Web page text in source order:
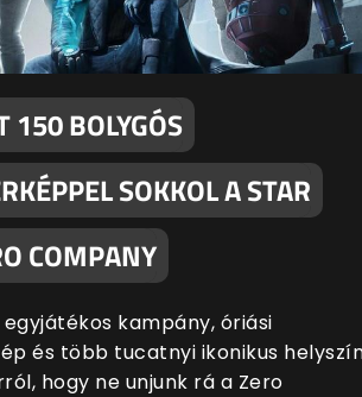
BOLYGÓS
SOKKOL A STAR
COMPANY
kampány, óriási
és több tucatnyi ikonikus
hogy ne unjunk rá a Zero